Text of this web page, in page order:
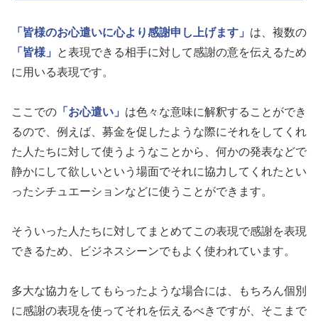
「皆様のお心遣いに心より感謝申し上げます」 は、複数の
「皆様」
と表現できる相手に対して感謝の意を伝えるため
に用いる表現です。
ここでの 「お心遣い」 は色々な意味に解釈することができ
るので、例えば、募金を促したような際にそれをしてくれ
た人たちに対して使うようなことから、何かの発表などで
静かにして欲しいという場面でそれに協力してくれたとい
ったシチュエーションなどに使うことができます。
そういった人たちに対してまとめてこの表現で感謝を表現
できるため、ビジネスシーンでもよく使われています。
多大な協力をしてもらったような場合には、もちろん個別
に感謝の表現を使ってそれを伝えるべきですが、そこまで